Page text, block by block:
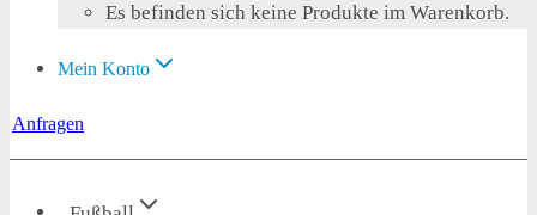
Es befinden sich keine Produkte im Warenkorb.
Mein Konto
Anfragen